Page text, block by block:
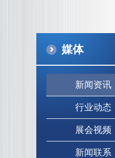
媒体
新闻资讯
行业动态
展会视频
新闻联系